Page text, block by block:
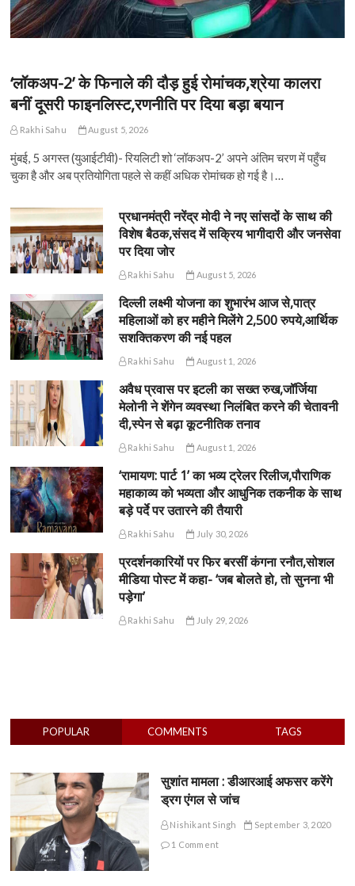
‘लॉकअप-2’ के फिनाले की दौड़ हुई रोमांचक,श्रेया कालरा
बनीं दूसरी फाइनलिस्ट,रणनीति पर दिया बड़ा बयान
Rakhi Sahu August 5, 2026
मुंबई, 5 अगस्त (युआईटीवी)- रियलिटी शो ‘लॉकअप-2’ अपने अंतिम चरण में पहुँच
चुका है और अब प्रतियोगिता पहले से कहीं अधिक रोमांचक हो गई है।…
प्रधानमंत्री नरेंद्र मोदी ने नए सांसदों के साथ की
विशेष बैठक,संसद में सक्रिय भागीदारी और जनसेवा
पर दिया जोर
Rakhi Sahu August 5, 2026
दिल्ली लक्ष्मी योजना का शुभारंभ आज से,पात्र
महिलाओं को हर महीने मिलेंगे 2,500 रुपये,आर्थिक
सशक्तिकरण की नई पहल
Rakhi Sahu August 1, 2026
अवैध प्रवास पर इटली का सख्त रुख,जॉर्जिया
मेलोनी ने शेंगेन व्यवस्था निलंबित करने की चेतावनी
दी,स्पेन से बढ़ा कूटनीतिक तनाव
Rakhi Sahu August 1, 2026
‘रामायण: पार्ट 1’ का भव्य ट्रेलर रिलीज,पौराणिक
महाकाव्य को भव्यता और आधुनिक तकनीक के साथ
बड़े पर्दे पर उतारने की तैयारी
Rakhi Sahu July 30, 2026
प्रदर्शनकारियों पर फिर बरसीं कंगना रनौत,सोशल
मीडिया पोस्ट में कहा- ‘जब बोलते हो, तो सुनना भी
पड़ेगा’
Rakhi Sahu July 29, 2026
POPULAR COMMENTS TAGS
सुशांत मामला : डीआरआई अफसर करेंगे
ड्रग एंगल से जांच
Nishikant Singh
September 3, 2020
1 Comment